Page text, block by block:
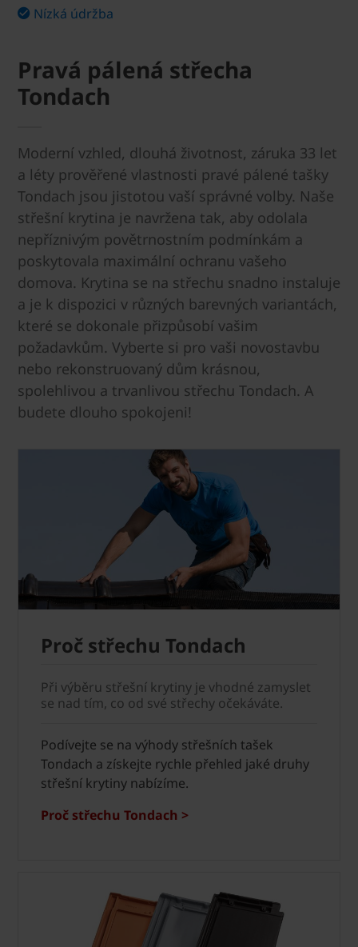
Nízká údržba
Pravá pálená střecha
Tondach
Moderní vzhled, dlouhá životnost, záruka 33 let
a léty prověřené vlastnosti pravé pálené tašky
Tondach jsou jistotou vaší správné volby. Naše
střešní krytina je navržena tak, aby odolala
nepříznivým povětrnostním podmínkám a
poskytovala maximální ochranu vašeho
domova. Krytina se na střechu snadno instaluje
a je k dispozici v různých barevných variantách,
které se dokonale přizpůsobí vašim
požadavkům. Vyberte si pro vaši novostavbu
nebo rekonstruovaný dům krásnou,
spolehlivou a trvanlivou střechu Tondach. A
budete dlouho spokojeni!
Proč střechu Tondach
Při výběru střešní krytiny je vhodné zamyslet
se nad tím, co od své střechy očekáváte.
Podívejte se na výhody střešních tašek
Tondach a získejte rychle přehled jaké druhy
střešní krytiny nabízíme.
Proč střechu Tondach >